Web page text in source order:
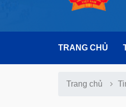
TRANG CHỦ
Trang chủ